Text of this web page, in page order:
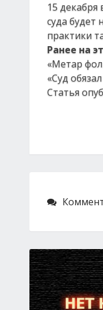
15
суда будет
практики
Ранее на
«Метар
«Суд
Статья